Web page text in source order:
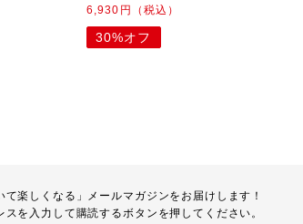
6,930円（税込）
30%オフ
楽しくなる」メールマガジンをお届けします！
を入力して購読するボタンを押してください。